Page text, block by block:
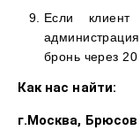
Если клиент
бронь через
Как нас найти:
г.Москва, Брюсов